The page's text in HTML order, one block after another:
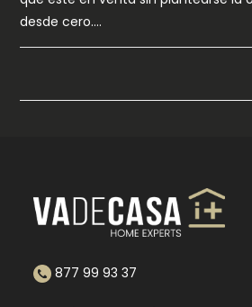
desde cero.…
877 99 93 37